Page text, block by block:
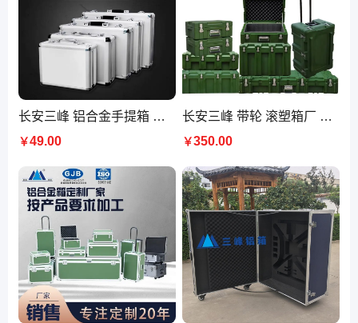
长安三峰 铝合金手提箱 仪器包装箱定做 五金工具箱 收纳 手提 可定制
￥49.00
长安三峰 带轮 滚塑箱厂 安全器材防护箱 物资箱 塑料箱 密闭可空投军绿
￥350.00